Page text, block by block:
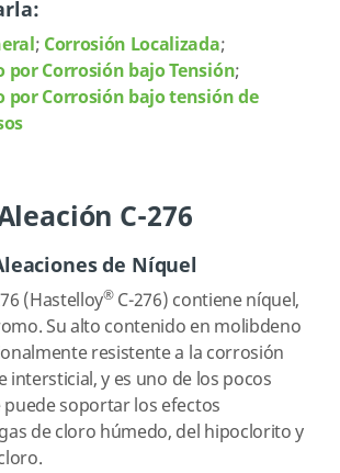
; Corrosión Localizada;
Corrosión bajo Tensión;
Corrosión bajo tensión de
C-276
de Níquel
(Hastelloy®C-276) contiene níquel,
Su alto contenido en molibdeno
resistente a la corrosión
intersticial, y es uno de los pocos
soportar los efectos
de cloro húmedo, del hipoclorito y